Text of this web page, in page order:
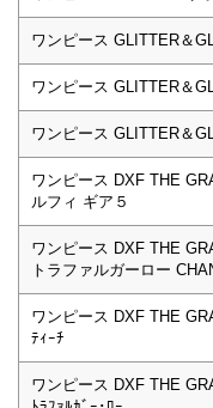
ワンピース GLITTER＆
ワンピース GLITTER＆
ワンピース GLITTER＆
ワンピース DXF THE
ルフィ ギア５
ワンピース DXF THE
トラファルガーロー
ワンピース DXF THE
ﾃｨｰﾁ
ワンピース DXF THE